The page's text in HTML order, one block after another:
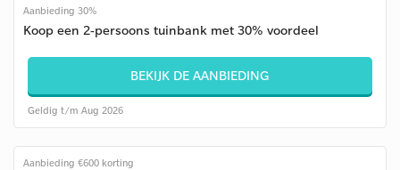
Aanbieding 30%
Koop een 2-persoons tuinbank met 30% voordeel
BEKIJK DE AANBIEDING
Geldig t/m Aug 2026
Aanbieding €600 korting